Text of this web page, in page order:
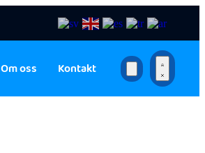
Om oss Kontakt